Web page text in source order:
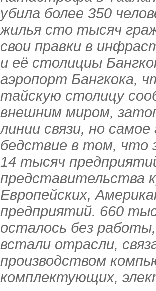
убила более 350
жилья сто тысяч
свои правки в
и её столициы
аэропорт Бангкока,
тайскую столицу
внешним миром,
линии связи, но самое
бедствие в том, что
14 тысяч
представительства
Европейских,
предприятий. 660
осталось без
встали отрасли,
производством
комплектующих,